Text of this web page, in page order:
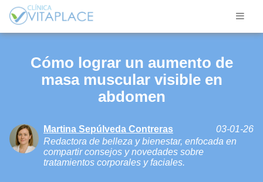
Cómo lograr un aumento de
masa muscular visible en
abdomen
Martina Sepúlveda Contreras
03-01-26
Redactora de belleza y bienestar, enfocada en
compartir consejos y novedades sobre
tratamientos corporales y faciales.